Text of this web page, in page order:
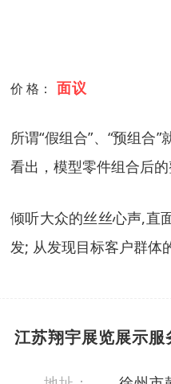
价 格： 面议
所谓“假组合”、“预组
看出，模型零件组合后
倾听大众的丝丝心声,直
发; 从发现目标客户群体
江苏翔宇展览展示服